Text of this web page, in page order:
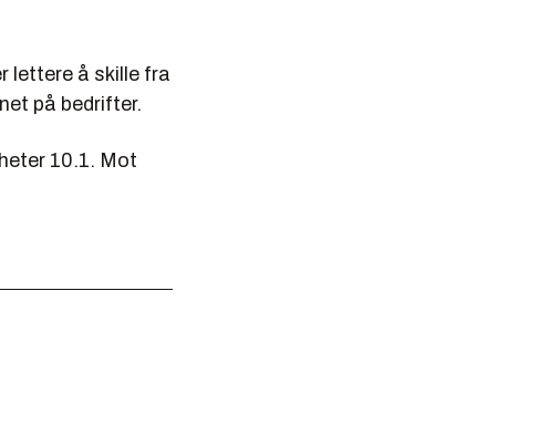
lettere å skille fra
på bedrifter.
10.1. Mot